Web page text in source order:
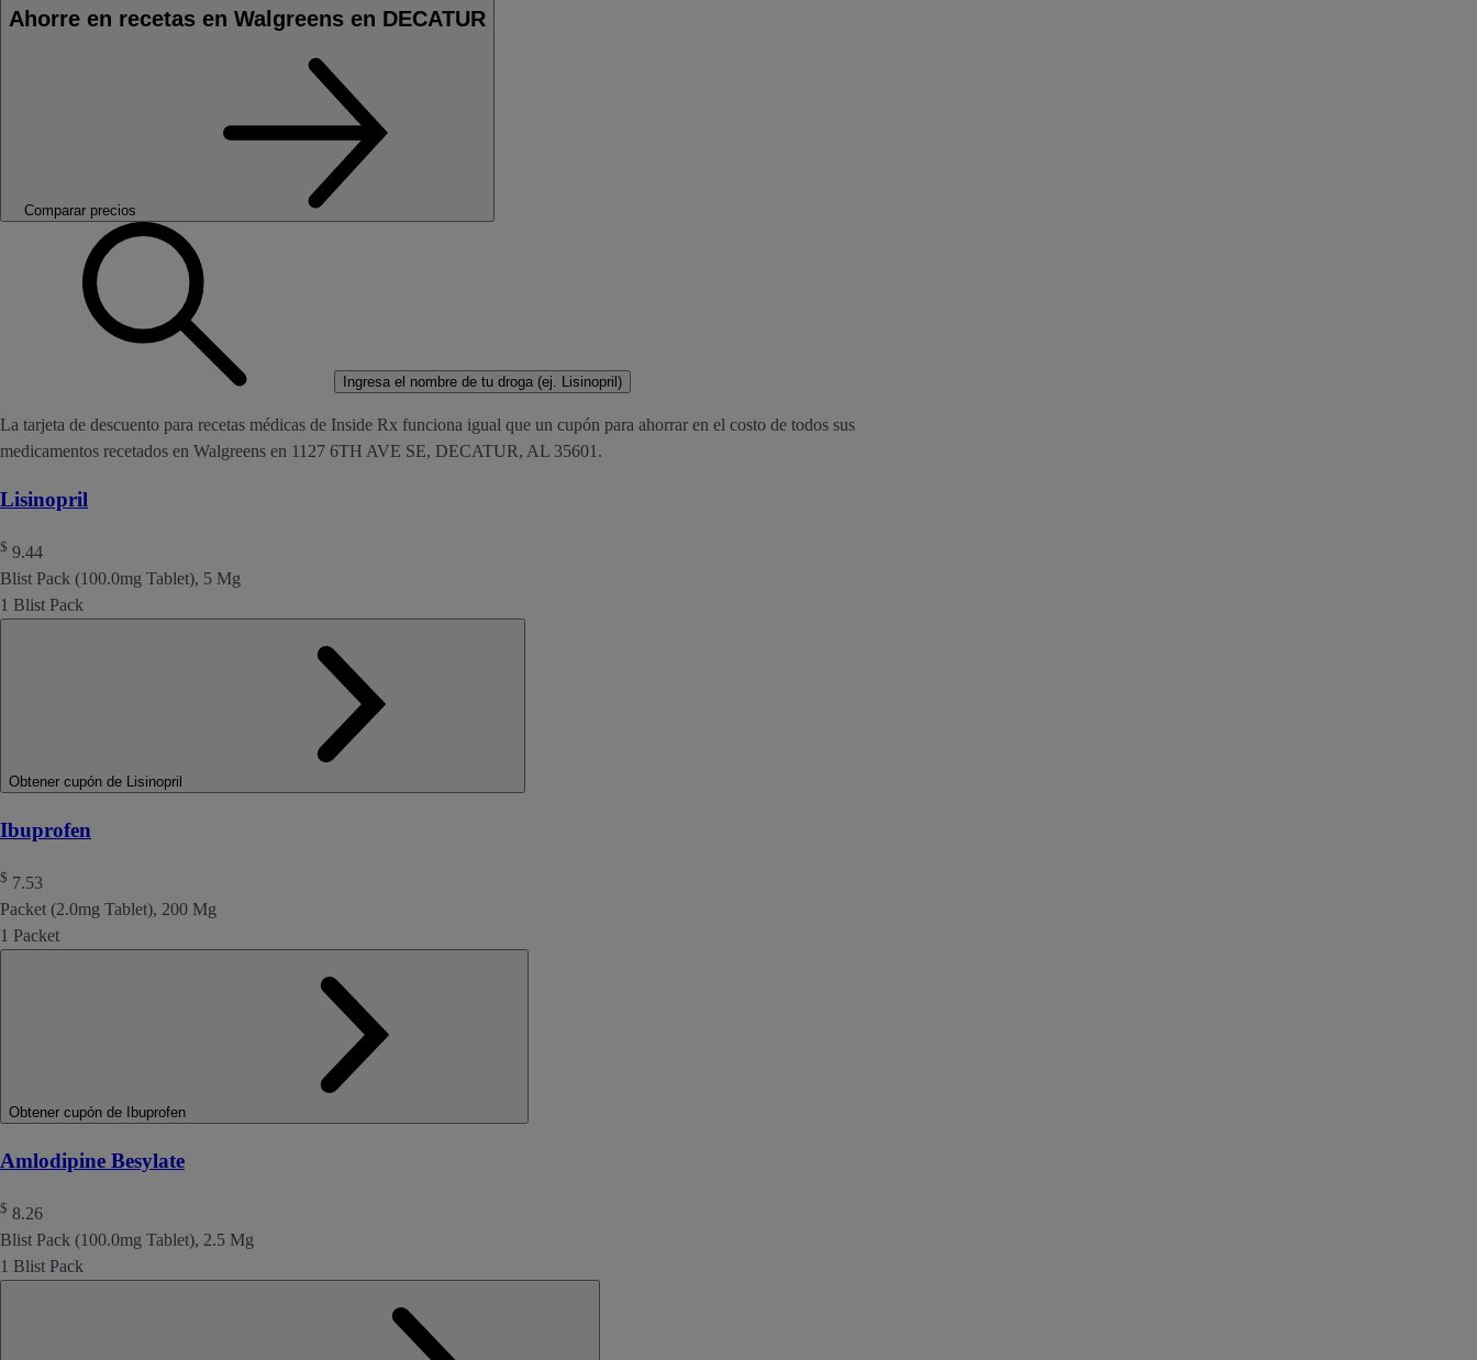
Ahorre en recetas en Walgreens en DECATUR
Comparar precios
Ingresa el nombre de tu droga (ej. Lisinopril)
La tarjeta de descuento para recetas médicas de Inside Rx funciona igual que un cupón para ahorrar en el costo de todos sus
medicamentos recetados en Walgreens en 1127 6TH AVE SE, DECATUR, AL 35601.
Lisinopril
$ 9.44
Blist Pack (100.0mg Tablet), 5 Mg
1 Blist Pack
Obtener cupón de Lisinopril
Ibuprofen
$ 7.53
Packet (2.0mg Tablet), 200 Mg
1 Packet
Obtener cupón de Ibuprofen
Amlodipine Besylate
$ 8.26
Blist Pack (100.0mg Tablet), 2.5 Mg
1 Blist Pack